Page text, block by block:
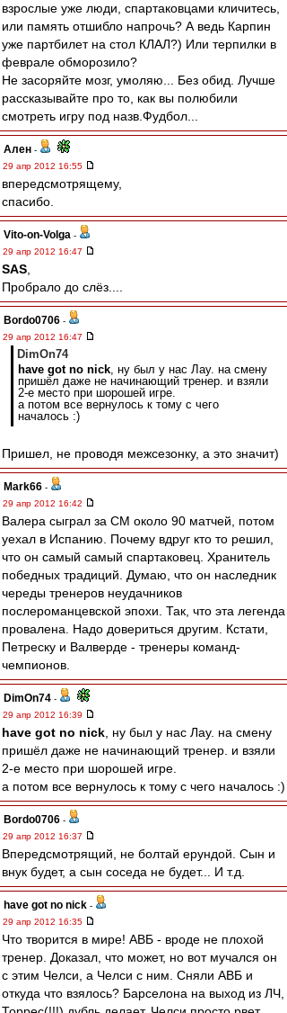
взрослые уже люди, спартаковцами кличитесь,
или память отшибло напрочь? А ведь Карпин
уже партбилет на стол КЛАЛ?) Или терпилки в
феврале обморозило?
Не засоряйте мозг, умоляю... Без обид. Лучше
рассказывайте про то, как вы полюбили
смотреть игру под назв.Фудбол...
Ален -
29 апр 2012 16:55
впередсмотрящему,
спасибо.
Vito-on-Volga -
29 апр 2012 16:47
SAS
Пробрало до слёз....
Bordo0706 -
29 апр 2012 16:47
DimOn74
have got no nick, ну был у нас Лау. на смену
пришёл даже не начинающий тренер. и взяли
2-е место при шорошей игре.
а потом все вернулось к тому с чего
началось :)
Пришел, не проводя межсезонку, а это значит)
Mark66 -
29 апр 2012 16:42
Валера сыграл за СМ около 90 матчей, потом
уехал в Испанию. Почему вдруг кто то решил,
что он самый самый спартаковец. Хранитель
победных традиций. Думаю, что он наследник
череды тренеров неудачников
послероманцевской эпохи. Так, что эта легенда
провалена. Надо довериться другим. Кстати,
Петреску и Валверде - тренеры команд-
чемпионов.
DimOn74 -
29 апр 2012 16:39
have got no nick , ну был у нас Лау. на смену
пришёл даже не начинающий тренер. и взяли
2-е место при шорошей игре.
а потом все вернулось к тому с чего началось :)
Bordo0706 -
29 апр 2012 16:37
Впередсмотрящий, не болтай ерундой. Сын и
внук будет, а сын соседа не будет... И т.д.
have got no nick -
29 апр 2012 16:35
Что творится в мире! АВБ - вроде не плохой
тренер. Доказал, что может, но вот мучался он
с этим Челси, а Челси с ним. Сняли АВБ и
откуда что взялось? Барселона на выход из ЛЧ,